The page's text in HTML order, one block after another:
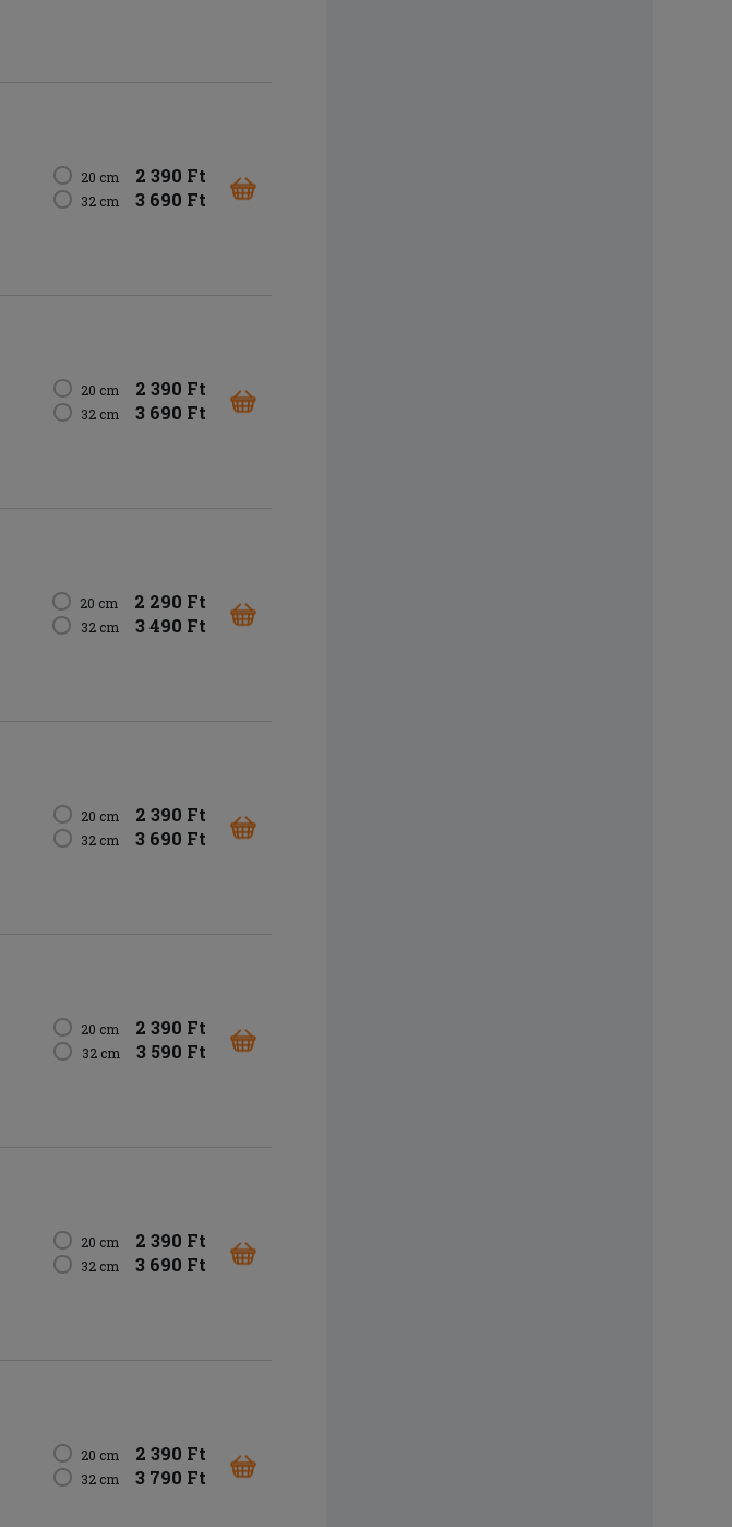
20 cm 2 390 Ft
32 cm 3 690 Ft
20 cm 2 390 Ft
32 cm 3 690 Ft
20 cm 2 290 Ft
32 cm 3 490 Ft
20 cm 2 390 Ft
32 cm 3 690 Ft
20 cm 2 390 Ft
32 cm 3 590 Ft
20 cm 2 390 Ft
32 cm 3 690 Ft
20 cm 2 390 Ft
32 cm 3 790 Ft